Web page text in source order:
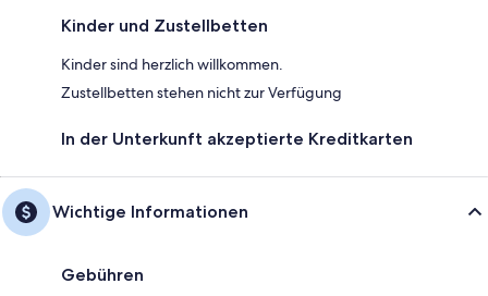
Kinder und Zustellbetten
Kinder sind herzlich willkommen.
Zustellbetten stehen nicht zur Verfügung
In der Unterkunft akzeptierte Kreditkarten
Wichtige Informationen
Gebühren